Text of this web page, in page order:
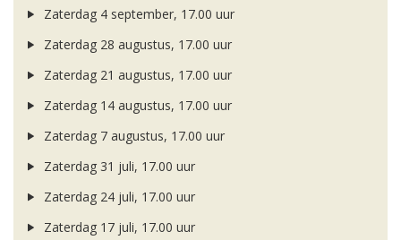
Zaterdag 4 september, 17.00 uur
Zaterdag 28 augustus, 17.00 uur
Zaterdag 21 augustus, 17.00 uur
Zaterdag 14 augustus, 17.00 uur
Zaterdag 7 augustus, 17.00 uur
Zaterdag 31 juli, 17.00 uur
Zaterdag 24 juli, 17.00 uur
Zaterdag 17 juli, 17.00 uur